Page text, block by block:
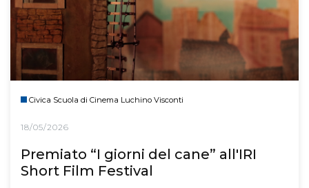
Civica Scuola di Cinema Luchino Visconti
18/05/2026
Premiato “I giorni del cane” all'IRI
Short Film Festival